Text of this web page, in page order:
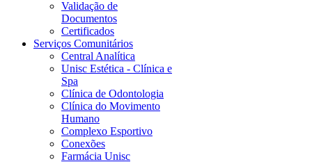
Validação de
Documentos
Certificados
Serviços Comunitários
Central Analítica
Unisc Estética - Clínica e
Spa
Clínica de Odontologia
Clínica do Movimento
Humano
Complexo Esportivo
Conexões
Farmácia Unisc